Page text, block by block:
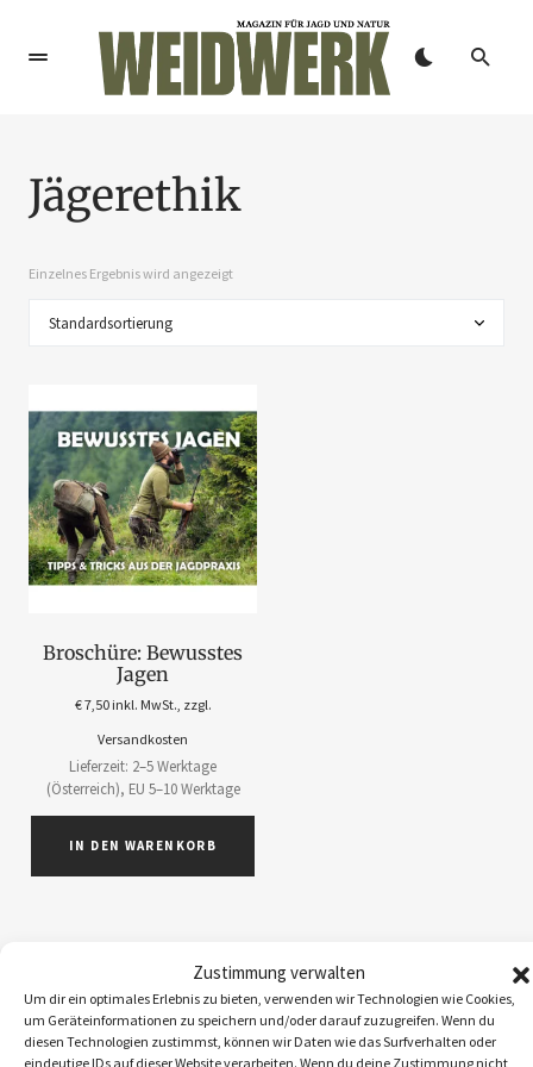
Zustimmung verwalten
Um dir ein optimales Erlebnis zu bieten, verwenden wir Technologien wie Cookies,
um Geräteinformationen zu speichern und/oder darauf zuzugreifen. Wenn du
diesen Technologien zustimmst, können wir Daten wie das Surfverhalten oder
eindeutige IDs auf dieser Website verarbeiten. Wenn du deine Zustimmung nicht
Jägerethik
Einzelnes Ergebnis wird angezeigt
Broschüre: Bewusstes
Jagen
€7,50 inkl. MwSt., zzgl.
Versandkosten
Lieferzeit: 2–5 Werktage
(Österreich), EU 5–10 Werktage
IN DEN WARENKORB
ABOS
1
ACCESSOIRES
5